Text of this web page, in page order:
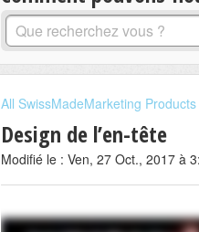
All SwissMadeMarketing Products
Design de l’en-tête
Modifié le : Ven, 27 Oct., 2017 à